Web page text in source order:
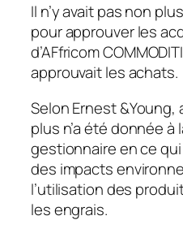
Il n’y avait pas non
pour approuver les
d’AFfricom
approuvait les achats.
Selon Ernest
plus n’a été donnée à
gestionnaire en ce
des impacts
l’utilisation des
les engrais.